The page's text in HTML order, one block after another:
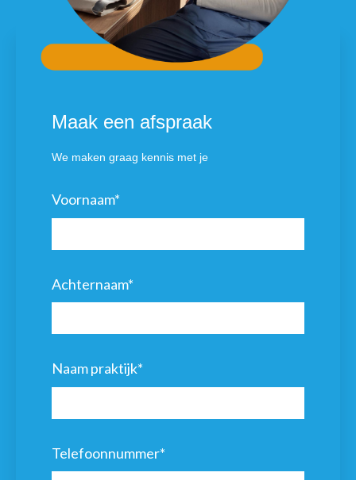
Maak een afspraak
We maken graag kennis met je
Voornaam*
Achternaam*
Naam praktijk*
Telefoonnummer*